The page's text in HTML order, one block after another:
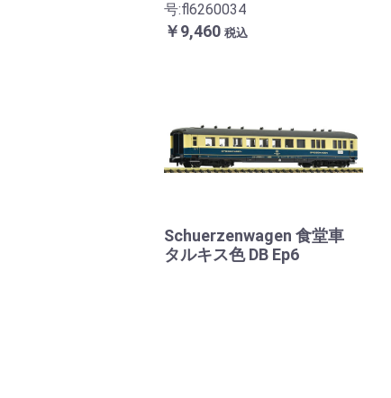
号:fl6260034
￥9,460 税込
Schuerzenwagen 食堂車
タルキス色 DB Ep6